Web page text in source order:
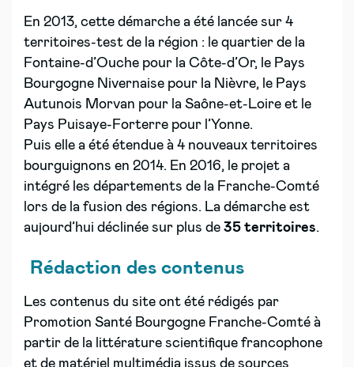
En 2013, cette démarche a été lancée sur 4
territoires-test de la région : le quartier de la
Fontaine-d’Ouche pour la Côte-d’Or, le Pays
Bourgogne Nivernaise pour la Nièvre, le Pays
Autunois Morvan pour la Saône-et-Loire et le
Pays Puisaye-Forterre pour l’Yonne.
Puis elle a été étendue à 4 nouveaux territoires
bourguignons en 2014. En 2016, le projet a
intégré les départements de la Franche-Comté
lors de la fusion des régions. La démarche est
aujourd’hui déclinée sur plus de 35 territoires.
Rédaction des contenus
Les contenus du site ont été rédigés par
Promotion Santé Bourgogne Franche-Comté à
partir de la littérature scientifique francophone